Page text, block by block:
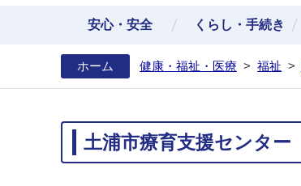
安心・安全 くらし・手続き
ホーム 健康・福祉・医療 > 福祉 >
土浦市療育支援センター